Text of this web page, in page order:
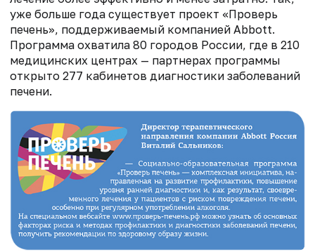
уже больше года существует проект «Проверь
печень», поддерживаемый компанией Abbott.
Программа охватила 80 городов России, где в 210
медицинских центрах — партнерах программы
открыто 277 кабинетов диагностики заболеваний
печени.